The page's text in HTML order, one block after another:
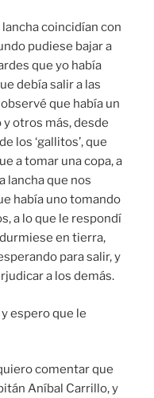
coincidían con
pudiese bajar a
que yo había
debía salir a las
que había un
otros más, desde
los ‘gallitos’, que
a tomar una copa, a
lancha que nos
había uno tomando
a lo que le respondí
en tierra,
para salir, y
a los demás.
espero que le
comentar que
Aníbal Carrillo, y